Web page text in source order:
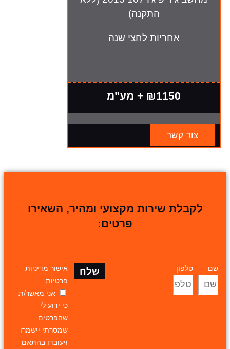
התקנה)
אחריות לחצי שנה
₪1150 + מע"מ
צור קשר
לקבלת שירות מקצועי ומהיר, השאירו
פרטים:
שם טלפון
אישור מדיניות
פרטיות
אני מאשר/ת
כי ידוע לי
שהפרטים
שמסרתי יישמרו
ויעובדו בהתאם
שלח